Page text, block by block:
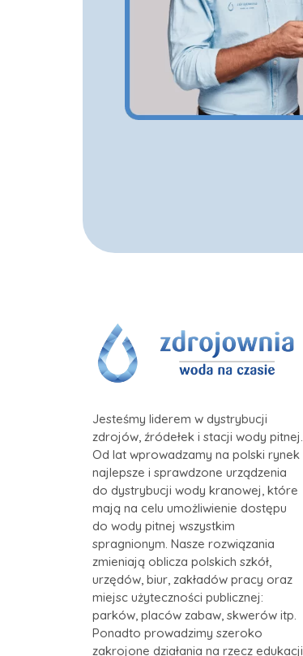
Jesteśmy liderem w dystrybucji
zdrojów, źródełek i stacji wody pitnej.
Od lat wprowadzamy na polski rynek
najlepsze i sprawdzone urządzenia
do dystrybucji wody kranowej, które
mają na celu umożliwienie dostępu
do wody pitnej wszystkim
spragnionym. Nasze rozwiązania
zmieniają oblicza polskich szkół,
urzędów, biur, zakładów pracy oraz
miejsc użyteczności publicznej:
parków, placów zabaw, skwerów itp.
Ponadto prowadzimy szeroko
zakrojone działania na rzecz edukacji